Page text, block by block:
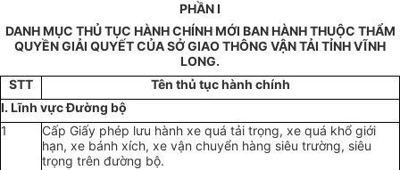
PHẦN I
DANH MỤC THỦ TỤC HÀNH CHÍNH MỚI BAN HÀNH THUỘC THẨM
QUYỀN GIẢI QUYẾT CỦA SỞ GIAO THÔNG VẬN TẢI TỈNH VĨNH
LONG.
STT
Tên thủ tục hành chính
I. Lĩnh vực Đường bộ
1
Cấp Giấy phép lưu hành xe quá tải trọng, xe quá khổ giới
hạn, xe bánh xích, xe vận chuyển hàng siêu trường, siêu
trọng trên đường bộ.